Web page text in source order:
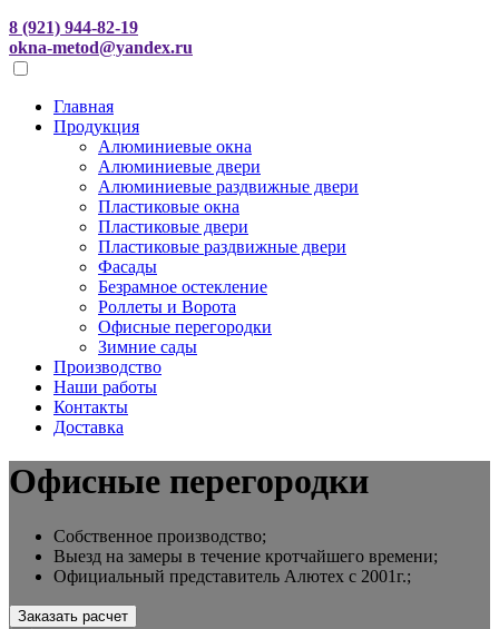
8 (921) 944-82-19
okna-metod@yandex.ru
Главная
Продукция
Алюминиевые окна
Алюминиевые двери
Алюминиевые раздвижные двери
Пластиковые окна
Пластиковые двери
Пластиковые раздвижные двери
Фасады
Безрамное остекление
Роллеты и Ворота
Офисные перегородки
Зимние сады
Производство
Наши работы
Контакты
Доставка
Офисные перегородки
Собственное производство;
Выезд на замеры в течение кротчайшего времени;
Официальный представитель Алютех с 2001г.;
Заказать расчет